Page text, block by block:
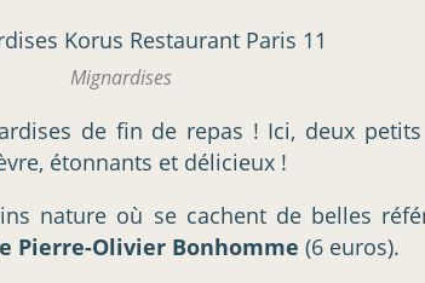
Mignardises
de fin de repas ! Ici, deux
étonnants et délicieux !
nature où se cachent de belles
Pierre-Olivier Bonhomme (6 euros).